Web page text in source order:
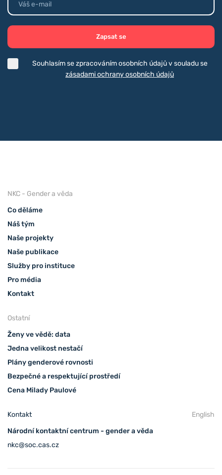
Zapsat se
Souhlasím se zpracováním osobních údajů v souladu se
zásadami ochrany osobních údajů
NKC - Gender a věda
Co děláme
Náš tým
Naše projekty
Naše publikace
Služby pro instituce
Pro média
Kontakt
Ostatní
Ženy ve vědě: data
Jedna velikost nestačí
Plány genderové rovnosti
Bezpečné a respektující prostředí
Cena Milady Paulové
Kontakt
English
Národní kontaktní centrum - gender a věda
nkc@soc.cas.cz